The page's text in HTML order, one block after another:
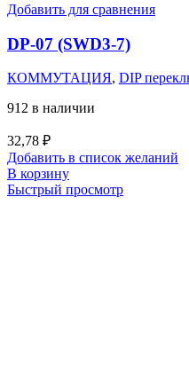
Добавить для сравнения
DP-07 (SWD3-7)
КОММУТАЦИЯ, DIP
912 в наличии
32,78 ₽
Добавить в список желаний
В корзину
Быстрый просмотр